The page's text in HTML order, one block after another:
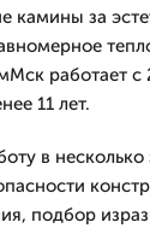
камины за
работает с
11 лет.
в
подбор